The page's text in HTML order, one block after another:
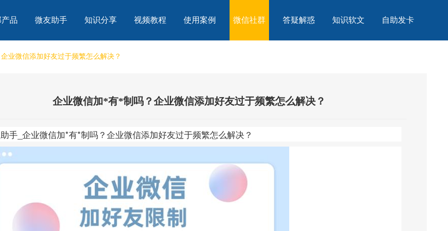
品 微友助手 知识分享 视频教程 使用案例 微信社群 答疑解惑 知识软文 自助发卡
业微信添加好友过于频繁怎么解决？
企业微信加*有*制吗？企业微信添加好友过于频繁怎么解决？
手_企业微信加*有*制吗？企业微信添加好友过于频繁怎么解决？